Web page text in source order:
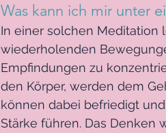
Was kann ich mir unter
In einer solchen Meditation
wiederholenden
Empfindungen zu
den Körper, werden dem
können dabei befriedigt
Stärke führen. Das Denken